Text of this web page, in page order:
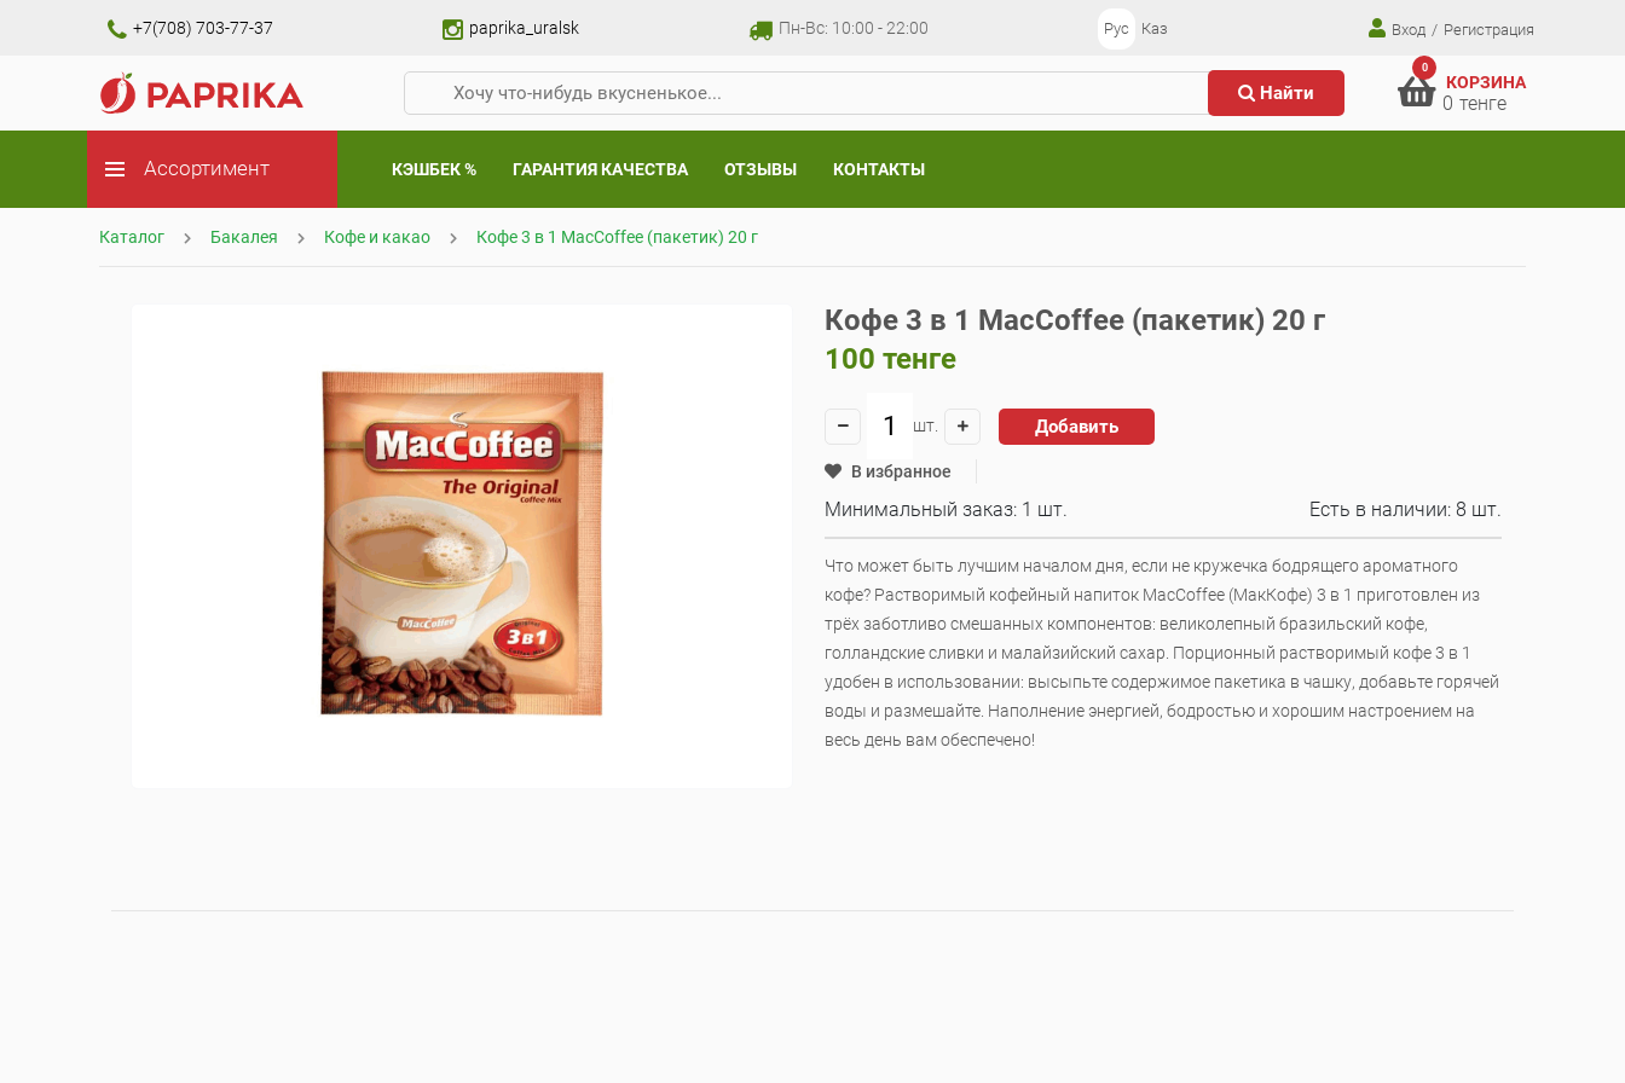
+7(708) 703-77-37 paprika_uralsk Пн-Вс: 10:00 - 22:00 Рус Каз Вход / Регистрация
Найти
0
КОРЗИНА
0 тенге
Ассортимент КЭШБЕК % ГАРАНТИЯ КАЧЕСТВА ОТЗЫВЫ КОНТАКТЫ
Каталог Бакалея Кофе и какао Кофе 3 в 1 MacCoffee (пакетик) 20 г
Кофе 3 в 1 MacCoffee (пакетик) 20 г
100 тенге
шт. Добавить
В избранное
Минимальный заказ: 1 шт. Есть в наличии: 8 шт.
Что может быть лучшим началом дня, если не кружечка бодрящего ароматного
кофе? Растворимый кофейный напиток МасСoffee (МакКофе) 3 в 1 приготовлен из
трёх заботливо смешанных компонентов: великолепный бразильский кофе,
голландские сливки и малайзийский сахар. Порционный растворимый кофе 3 в 1
удобен в использовании: высыпьте содержимое пакетика в чашку, добавьте горячей
воды и размешайте. Наполнение энергией, бодростью и хорошим настроением на
весь день вам обеспечено!